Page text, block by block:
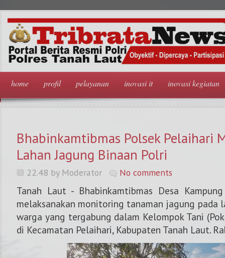
home profil pelayanan inovasi it inovasi kegiatan
Bhabinkamtibmas Polsek Pelaihari
Lahan Jagung Binaan Polri
22.48 by Moderator No comments
Tanah Laut - Bhabinkamtibmas Desa
melaksanakan monitoring tanaman jagung pada
warga yang tergabung dalam Kelompok Tani
di Kecamatan Pelaihari, Kabupaten Tanah Laut.